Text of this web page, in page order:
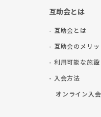
互助会とは
- 互助会とは
- 互助会のメリッ
- 利用可能な施設
- 入会方法
オンライン入